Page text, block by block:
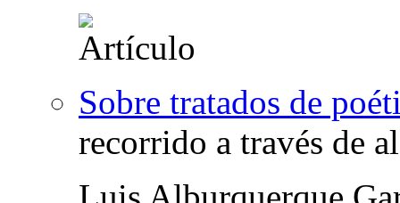
Sobre tratados de
recorrido a través de